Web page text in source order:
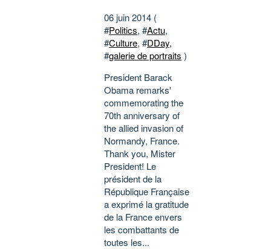
06 juin 2014 (
#Politics, #Actu,
#Culture, #DDay,
#galerie de portraits )
President Barack
Obama remarks'
commemorating the
70th anniversary of
the allied invasion of
Normandy, France.
Thank you, Mister
President! Le
président de la
République Française
a exprimé la gratitude
de la France envers
les combattants de
toutes les...